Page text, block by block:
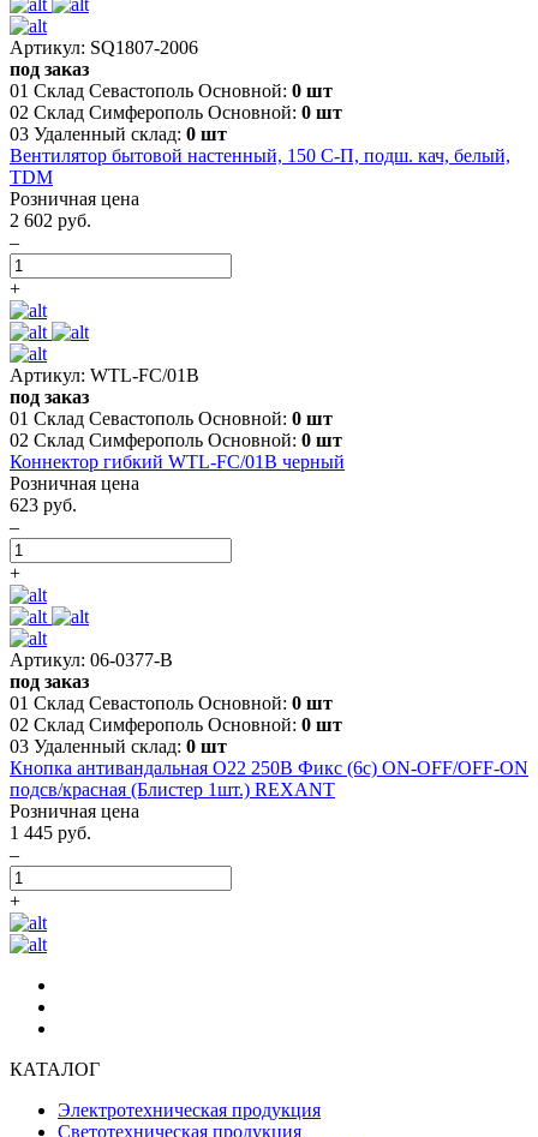
Артикул: SQ1807-2006
под заказ
01 Склад Севастополь Основной: 0 шт
02 Склад Симферополь Основной: 0 шт
03 Удаленный склад: 0 шт
Вентилятор бытовой настенный, 150 С-П, подш. кач, белый,
TDM
Розничная цена
2 602 руб.
–
+
Артикул: WTL-FC/01B
под заказ
01 Склад Севастополь Основной: 0 шт
02 Склад Симферополь Основной: 0 шт
Коннектор гибкий WTL-FC/01B черный
Розничная цена
623 руб.
–
+
Артикул: 06-0377-B
под заказ
01 Склад Севастополь Основной: 0 шт
02 Склад Симферополь Основной: 0 шт
03 Удаленный склад: 0 шт
Кнопка антивандальная O22 250В Фикс (6с) ON-OFF/OFF-ON
подсв/красная (Блистер 1шт.) REXANT
Розничная цена
1 445 руб.
–
+
КАТАЛОГ
Электротехническая продукция
Светотехническая продукция